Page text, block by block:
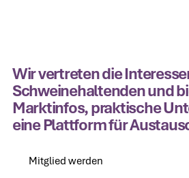
Wir vertreten die
Schweinehaltenden und
Marktinfos, praktische
eine Plattform für
Mitglied werden